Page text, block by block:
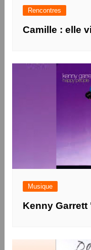
Rencontres
Camille : elle
Musique
Kenny